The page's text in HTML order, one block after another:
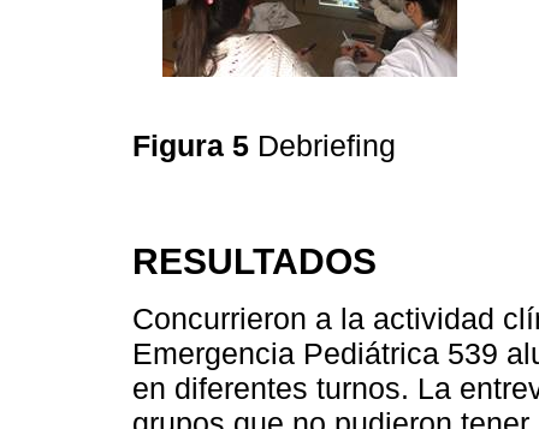
Figura 5 Debriefing
RESULTADOS
Concurrieron a la actividad
Emergencia Pediátrica 539
en diferentes turnos. La